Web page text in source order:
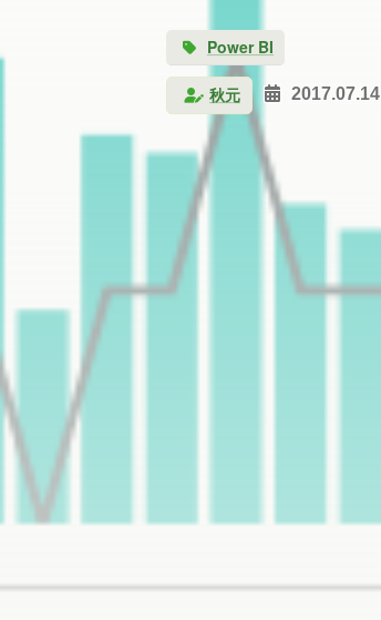
Power BI
秋元 2017.07.14